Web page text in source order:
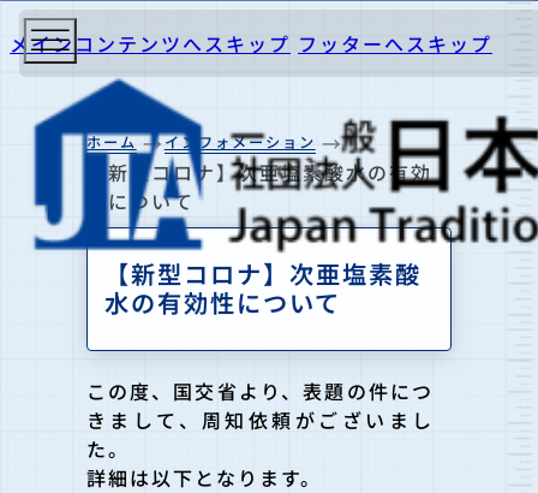
メインコンテンツへスキップ フッターへスキップ
ホーム インフォメーション
【新型コロナ】次亜塩素酸水の有効
性について
【新型コロナ】次亜塩素酸
水の有効性について
この度、国交省より、表題の件につ
きまして、周知依頼がございまし
た。
詳細は以下となります。